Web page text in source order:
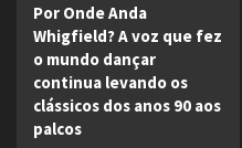
Por Onde Anda
Whigfield? A voz que fez
o mundo dançar
continua levando os
clássicos dos anos 90 aos
palcos